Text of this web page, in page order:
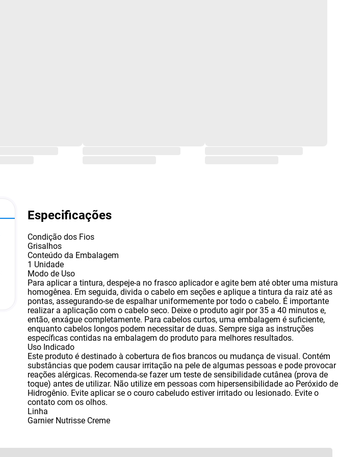
Especificações
Condição dos Fios
Grisalhos
Conteúdo da Embalagem
1 Unidade
Modo de Uso
Para aplicar a tintura, despeje-a no frasco aplicador e agite bem até obter uma mistura
homogênea. Em seguida, divida o cabelo em seções e aplique a tintura da raiz até as
pontas, assegurando-se de espalhar uniformemente por todo o cabelo. É importante
realizar a aplicação com o cabelo seco. Deixe o produto agir por 35 a 40 minutos e,
então, enxágue completamente. Para cabelos curtos, uma embalagem é suficiente,
enquanto cabelos longos podem necessitar de duas. Sempre siga as instruções
específicas contidas na embalagem do produto para melhores resultados.
Uso Indicado
Este produto é destinado à cobertura de fios brancos ou mudança de visual. Contém
substâncias que podem causar irritação na pele de algumas pessoas e pode provocar
reações alérgicas. Recomenda-se fazer um teste de sensibilidade cutânea (prova de
toque) antes de utilizar. Não utilize em pessoas com hipersensibilidade ao Peróxido de
Hidrogênio. Evite aplicar se o couro cabeludo estiver irritado ou lesionado. Evite o
contato com os olhos.
Linha
Garnier Nutrisse Creme